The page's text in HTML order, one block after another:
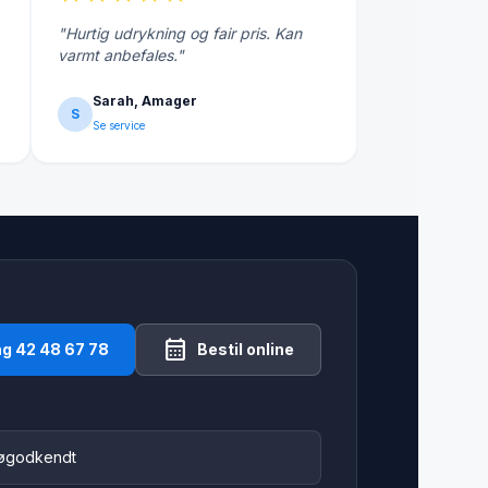
"Hurtig udrykning og fair pris. Kan
varmt anbefales."
S
Sarah, Amager
Se service
42 48 67 78 calendar_month Bestil online